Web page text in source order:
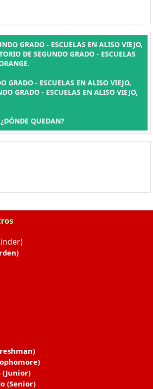
GRADO - ESCUELAS EN ALISO VIEJO,
DE SEGUNDO GRADO - ESCUELAS
GRADO - ESCUELAS EN ALISO VIEJO,
GRADO - ESCUELAS EN ALISO VIEJO,
QUEDAN?
(Junior)
(Senior)